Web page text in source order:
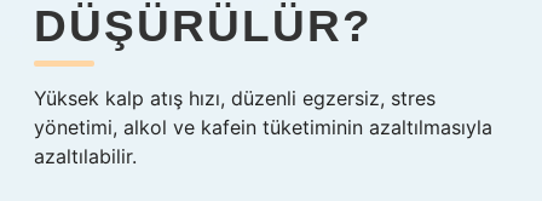
DÜŞÜRÜLÜR?
Yüksek kalp atış hızı, düzenli egzersiz, stres
yönetimi, alkol ve kafein tüketiminin azaltılmasıyla
azaltılabilir.